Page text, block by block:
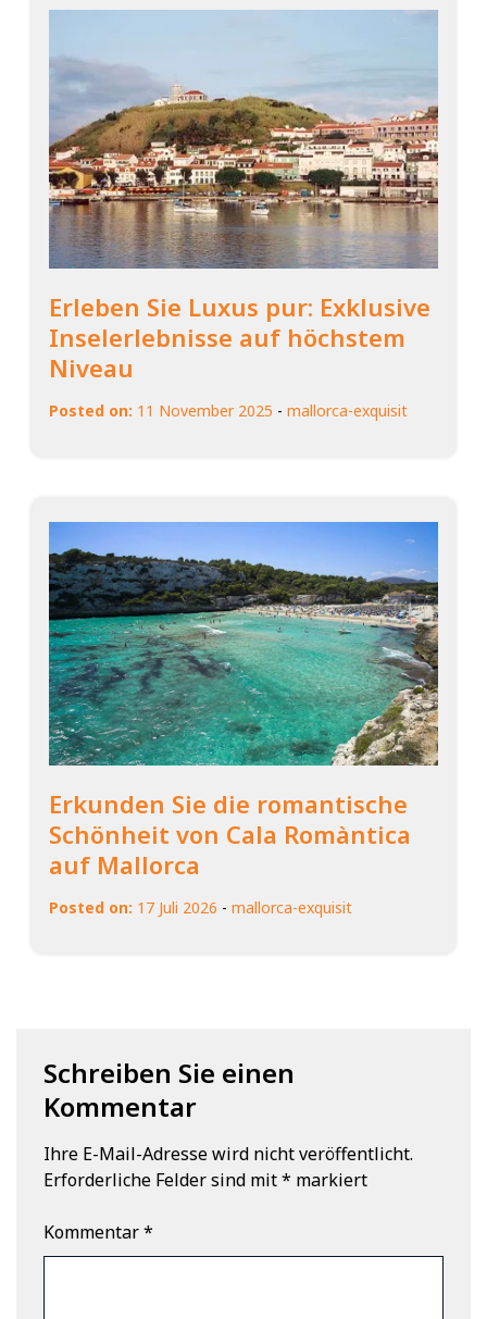
Erleben Sie Luxus pur: Exklusive
Inselerlebnisse auf höchstem
Niveau
Posted on: 11 November 2025 - mallorca-exquisit
Erkunden Sie die romantische
Schönheit von Cala Romàntica
auf Mallorca
Posted on: 17 Juli 2026 - mallorca-exquisit
Schreiben Sie einen
Kommentar
Ihre E-Mail-Adresse wird nicht veröffentlicht.
Erforderliche Felder sind mit* markiert
Kommentar*